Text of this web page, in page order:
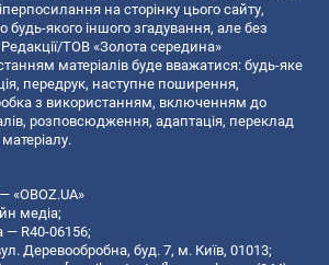
на сторінку цього сайту,
будь-якого іншого згадування, але без
ТОВ «Золота середина»
матеріалів буде вважатися: будь-яке
передрук, наступне поширення,
з використанням, включенням до
розповсюдження, адаптація, переклад
«OBOZ.UA»
медіа;
— R40-06156;
Деревообробна, буд. 7, м. Київ, 01013;